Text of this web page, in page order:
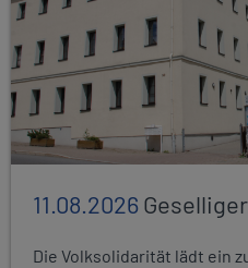
11.08.2026
Die Volksolidarität lädt ein